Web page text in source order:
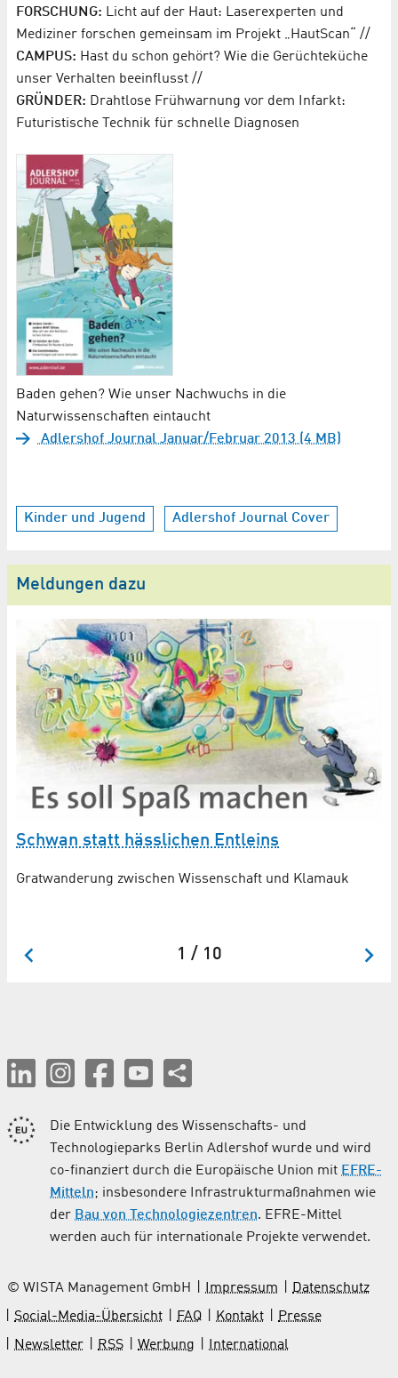
FORSCHUNG: Licht auf der Haut: Laserexperten und
Mediziner forschen gemeinsam im Projekt „HautScan“ //
CAMPUS: Hast du schon gehört? Wie die Gerüchteküche
unser Verhalten beeinflusst //
GRÜNDER: Drahtlose Frühwarnung vor dem Infarkt:
Futuristische Technik für schnelle Diagnosen
Baden gehen? Wie unser Nachwuchs in die
Naturwissenschaften eintaucht
Adlershof Journal Januar/Februar 2013 (4 MB)
Kinder und Jugend Adlershof Journal Cover
Meldungen dazu
Schwan statt hässlichen Entleins
Gratwanderung zwischen Wissenschaft und Klamauk
1 / 10
Die Entwicklung des Wissenschafts- und
Technologieparks Berlin Adlershof wurde und wird
co-finanziert durch die Europäische Union mit EFRE-
Mitteln; insbesondere Infrastrukturmaßnahmen wie
der Bau von Technologiezentren. EFRE-Mittel
werden auch für internationale Projekte verwendet.
© WISTA Management GmbH Impressum
Datenschutz
Social-Media-Übersicht
FAQ Kontakt
Presse
Newsletter
RSS Werbung International